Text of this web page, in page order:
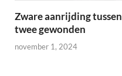
Zware aanrijding
twee gewonden
november 1, 2024